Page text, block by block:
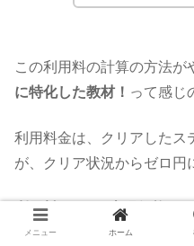
この利用料の計算の方法が
に特化した教材！ って感じ
利用料金は、クリアしたス
が、クリア状況からゼロ円
利用料の1月の上限価格は
いるんですけど、算数の
メニュー ホーム